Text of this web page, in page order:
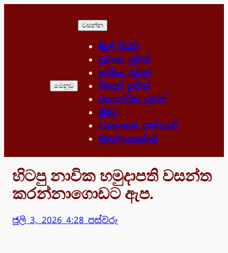
මෙනුව
වසන්න
මුල් පිටුව
ප්‍රධාන පුවත්
දේශීය පුවත්
විදෙස් පුවත්
ව්‍යාපාරික පුවත්
ක්‍රීඩා
Channel4 පත්තරේ
මුහුණුපොතින්
හිටපු නාවික හමුදාපති වසන්ත
කරන්නාගොඩට ඇප.
ජූලි 3, 2026 4:28 පස්වරු